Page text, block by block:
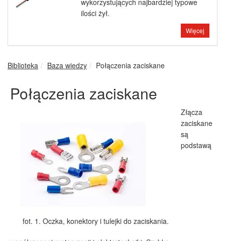
wykorzystujących najbardziej typowe
ilości żył.
Więcej
Biblioteka Baza wiedzy Połączenia zaciskane
Połączenia zaciskane
fot. 1. Oczka, konektory i tulejki do zaciskania.
Złącza
zaciskane
są
podstawą